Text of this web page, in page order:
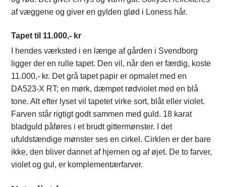
af væggene og giver en gylden glød i Loness hår.
Tapet til 11.000,- kr
I hendes værksted i en længe af gården i Svendborg
ligger der en rulle tapet. Den vil, når den er færdig, koste
11.000,- kr. Det grå tapet papir er opmalet med en
DA523-X RT; en mørk, dæmpet rødviolet med en blå
tone. Alt efter lyset vil tapetet virke sort, blåt eller violet.
Farven står rigtigt godt sammen med guld. 18 karat
bladguld påføres i et brudt gittermønster. I det
ufuldstændige mønster ses en cirkel. Cirklen er der bare
ikke, den bliver dannet af hjernen og af øjet. De to farver,
violet og gul, er komplementærfarver.